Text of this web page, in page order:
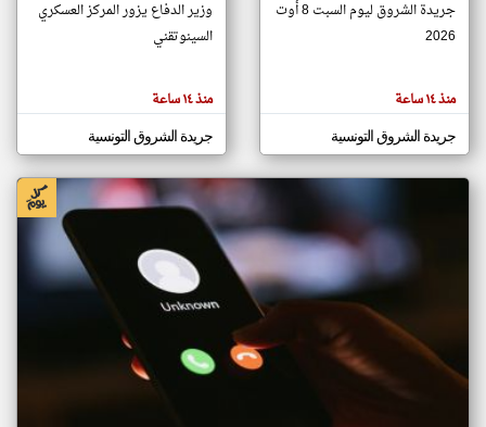
مصادر الأخبار من تونس
اخبار تونس على مدار الساعة
أهم اخبار تونس العاجلة والمباشرة
المقالات
هنا عن
وجهة
نظر
كاتبيها.
جريدة الشروق ليوم السبت 8 أوت
2026
منذ ١٤ ساعة
جريدة الشروق التونسية
وزير الدفاع يزور المركز العسكري
السينوتقني
منذ ١٤ ساعة
جريدة الشروق التونسية
klyoum.com